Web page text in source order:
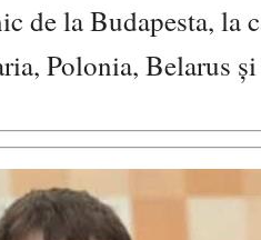
de la Budapesta, la
Polonia, Belarus